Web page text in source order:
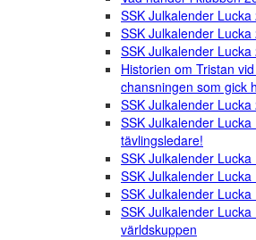
SSK Julkalender
SSK Julkalender
SSK Julkalender
Historien om Tristan
chansningen som gick
SSK Julkalender
SSK Julkalender Lucka
tävlingsledare!
SSK Julkalender
SSK Julkalender
SSK Julkalender
SSK Julkalender
världskuppen